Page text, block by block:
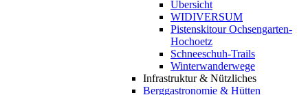
Übersicht
WIDIVERSUM
Pistenskitour Ochsengarten-
Hochoetz
Schneeschuh-Trails
Winterwanderwege
Infrastruktur & Nützliches
Berggastronomie & Hütten